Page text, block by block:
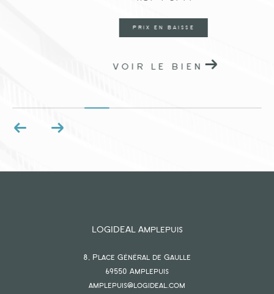
PRIX EN BAISSE
VOIR LE BIEN
LOGIDEAL Amplepuis
8, Place Général de Gaulle
69550 amplepuis
amplepuis@logideal.com